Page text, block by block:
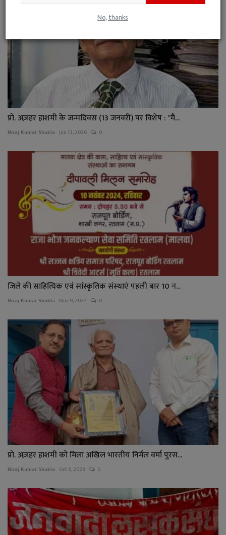
No, thanks
प्रो. अज़हर हाशमी के जन्मदिवस (13 जनवरी) पर विशेष : "मै...
Niraj Kumar Shukla Jan 13, 2026 0
जिले की साहित्यिक एवं सांस्कृतिक संस्थाएं पहली बार 10 न...
Niraj Kumar Shukla Nov 9, 2024 0
प्रो. अज़हर हाशमी को मिला अखिल भारतीय निर्मल वर्मा पुरस...
Niraj Kumar Shukla Oct 6, 2023 0